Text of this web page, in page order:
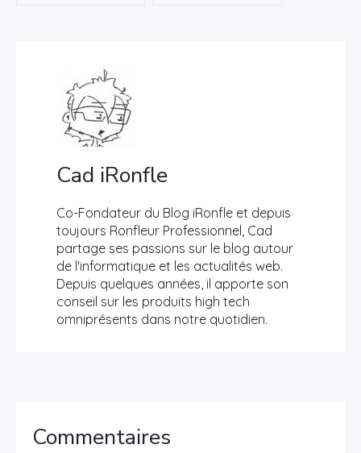
Cad iRonfle
Co-Fondateur du Blog iRonfle et depuis
toujours Ronfleur Professionnel, Cad
partage ses passions sur le blog autour
de l'informatique et les actualités web.
Depuis quelques années, il apporte son
conseil sur les produits high tech
omniprésents dans notre quotidien.
Commentaires